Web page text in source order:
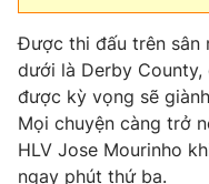
Thị trường
Tư vấn
Lịch phát sóng
Chuyên mục khác
Emagazine
Được thi đấu trên sân
dưới là Derby County,
được kỳ vọng sẽ
Mọi chuyện càng trở
HLV Jose Mourinho
ngay phút thứ ba.